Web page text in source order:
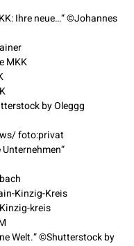
Ihre neue…“ ©Johannes
MKK
by Oleggg
foto:privat
Kinzig-Kreis
kreis
Welt.“ ©Shutterstock by